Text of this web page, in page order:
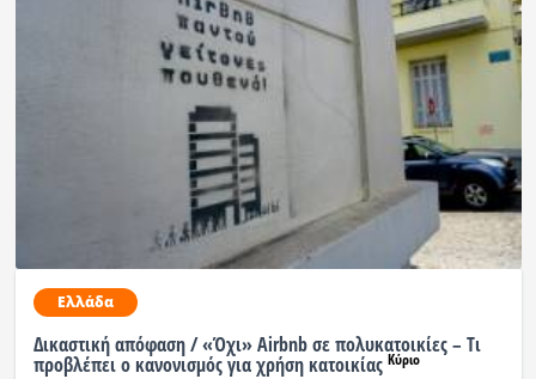
Ελλάδα
Δικαστική απόφαση / «Όχι» Airbnb σε πολυκατοικίες – Τι
προβλέπει ο κανονισμός για χρήση κατοικίας Κύριο